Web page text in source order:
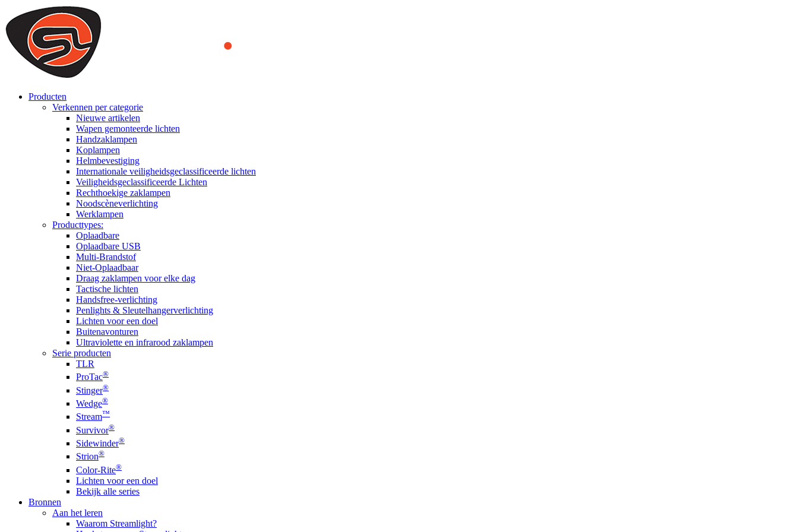
We use cookies to ensure that we provide you the best experience on our website. By continuing to browse this website, you accept that cookies are used to help us analyze how the website is used and to offer
you a better experience. To learn more or to find out how you can disable cookies, you can access our
ACCEPT AND CLOSE
Producten
Verkennen per categorie
Nieuwe artikelen
Wapen gemonteerde lichten
Handzaklampen
Koplampen
Helmbevestiging
Internationale veiligheidsgeclassificeerde lichten
Veiligheidsgeclassificeerde Lichten
Rechthoekige zaklampen
Noodscèneverlichting
Werklampen
Producttypes:
Oplaadbare
Oplaadbare USB
Multi-Brandstof
Niet-Oplaadbaar
Draag zaklampen voor elke dag
Tactische lichten
Handsfree-verlichting
Penlights & Sleutelhangerverlichting
Lichten voor een doel
Buitenavonturen
Ultraviolette en infrarood zaklampen
Serie producten
TLR
ProTac®
Stinger®
Wedge®
Stream™
Survivor®
Sidewinder®
Strion®
Color-Rite®
Lichten voor een doel
Bekijk alle series
Bronnen
Aan het leren
Waarom Streamlight?